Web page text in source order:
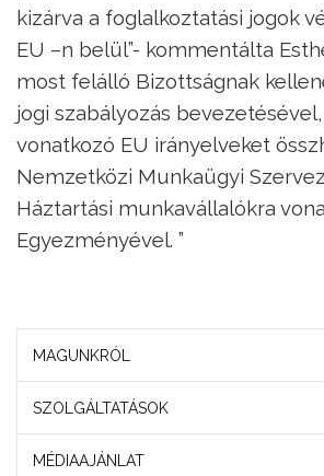
kizárva a foglalkoztatási jogok
EU –n belül”- kommentálta
most felálló Bizottságnak
jogi szabályozás
vonatkozó EU irányelveket
Nemzetközi Munkaügyi
Háztartási munkavállalókra
Egyezményével. ”
MAGUNKRÓL
SZOLGÁLTATÁSOK
MÉDIAAJÁNLAT